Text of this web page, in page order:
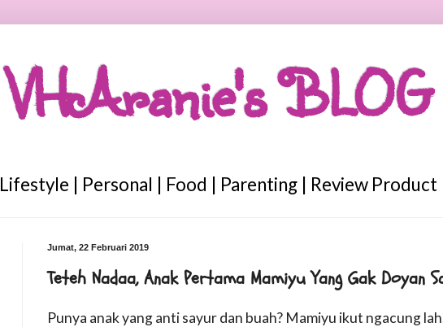
VHAranie's BLOG
Lifestyle | Personal | Food | Parenting | Review Product
Jumat, 22 Februari 2019
Teteh Nadaa, Anak Pertama Mamiyu Yang Gak Doyan
Punya anak yang anti sayur dan buah? Mamiyu ikut ngacung